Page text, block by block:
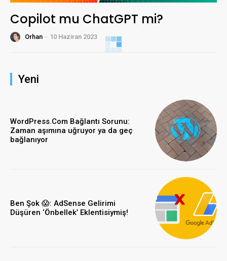
Copilot mu ChatGPT mi?
Orhan - 10 Haziran 2023
Yeni
WordPress.Com Bağlantı Sorunu:
Zaman aşımına uğruyor ya da geç
bağlanıyor
Ben Şok 😱: AdSense Gelirimi
Düşüren ‘Önbellek’ Eklentisiymiş!